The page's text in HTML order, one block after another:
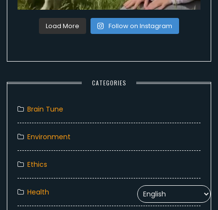
Load More Follow on Instagram
CATEGORIES
Brain Tune
Environment
Ethics
Health